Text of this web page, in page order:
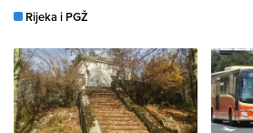
Rijeka i PGŽ